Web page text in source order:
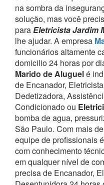
na sombra da
solução, mas você
paraEletricista Jardim
lhe ajudar. A empresa
funcionários altamente
domicilio 24 horas por
Marido de Aluguelé
de Encanador,
Dedetizadora,
Condicionado ou
bomba de agua,
São Paulo. Com mais
equipe de profissionais
com conhecimento
em qualquer nível de
precisa de Encanador,